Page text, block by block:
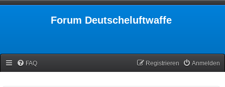
Forum Deutscheluftwaffe
FAQ Anmelden
Registrieren